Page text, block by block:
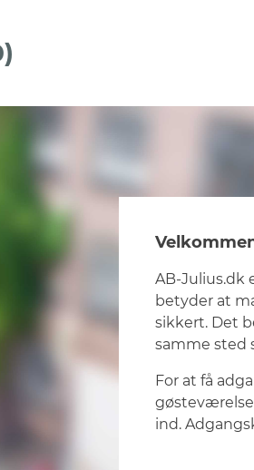
AB-Julius.dk
betyder at
sikkert. Det
samme sted
For at få
ind.